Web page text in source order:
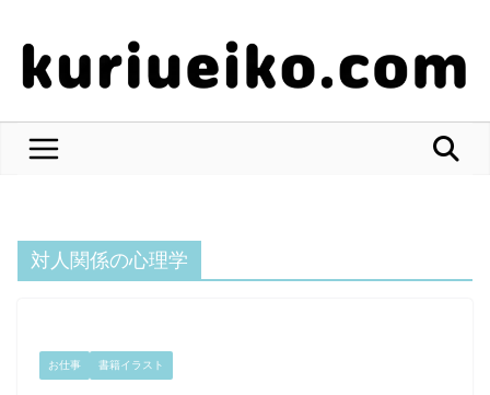
対人関係の心理学
お仕事 書籍イラスト